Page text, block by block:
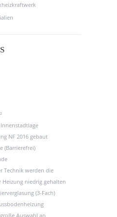
NF 2016 gebaut
(Barrierefrei)
Technik werden die
niedrig gehalten
(3-Fach)
Auswahl an